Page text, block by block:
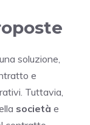
soluzione,
e
Tuttavia,
società e